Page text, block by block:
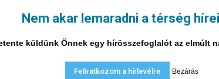
Nem akar lemaradni a térség
küldünk Önnek egy hírösszefoglalót az elmúlt
Feliratkozom a hírlevélre Bezárás